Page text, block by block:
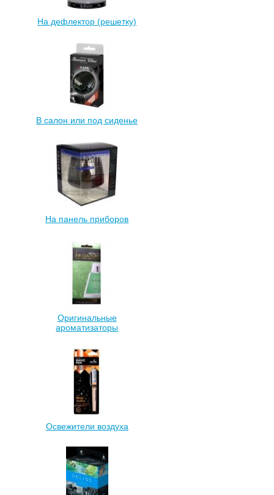
На дефлектор (решетку)
В салон или под сиденье
На панель приборов
Оригинальные
ароматизаторы
Освежители воздуха